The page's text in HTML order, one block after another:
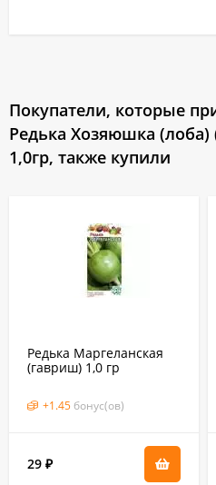
Покупатели, которые
Редька Хозяюшка (лоба)
1,0гр, также купили
Редька Маргеланская
(гавриш) 1,0 гр
+1.45 бонус(ов)
29 ₽